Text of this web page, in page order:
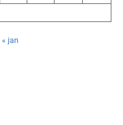
« jan